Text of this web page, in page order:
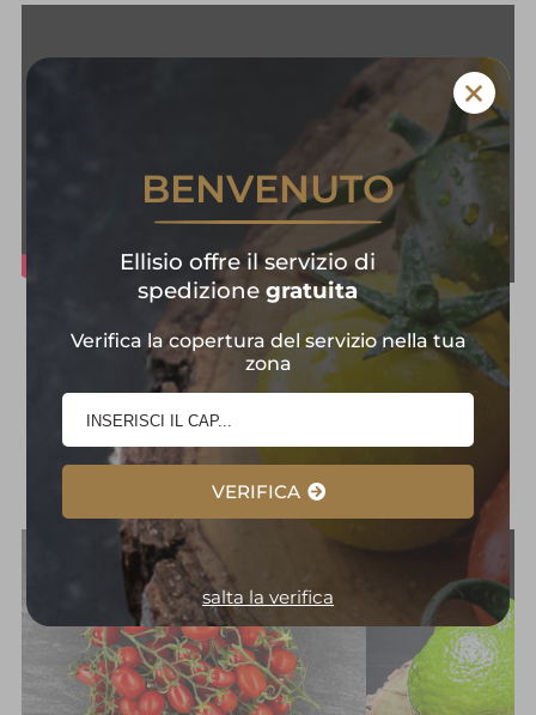
Frutta e Verdura in
Primo Piano:
Selezione
d'Eccellenza
BENVENUTO
Ellisio offre il servizio di
spedizione gratuita
Verifica la copertura del servizio nella tua
zona
VERIFICA
salta la verifica